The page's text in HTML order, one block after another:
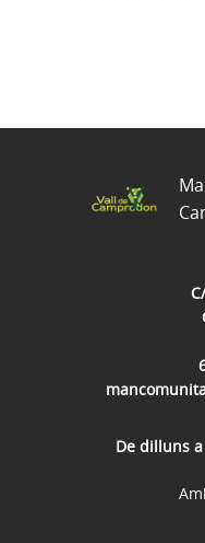
De dilluns